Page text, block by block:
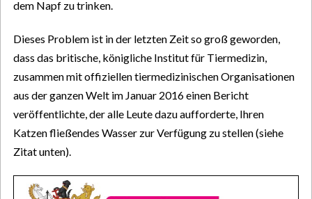
dem Napf zu trinken.
Dieses Problem ist in der letzten Zeit so groß geworden,
dass das britische, königliche Institut für Tiermedizin,
zusammen mit offiziellen tiermedizinischen Organisationen
aus der ganzen Welt im Januar 2016 einen Bericht
veröffentlichte, der alle Leute dazu aufforderte, Ihren
Katzen fließendes Wasser zur Verfügung zu stellen (siehe
Zitat unten).